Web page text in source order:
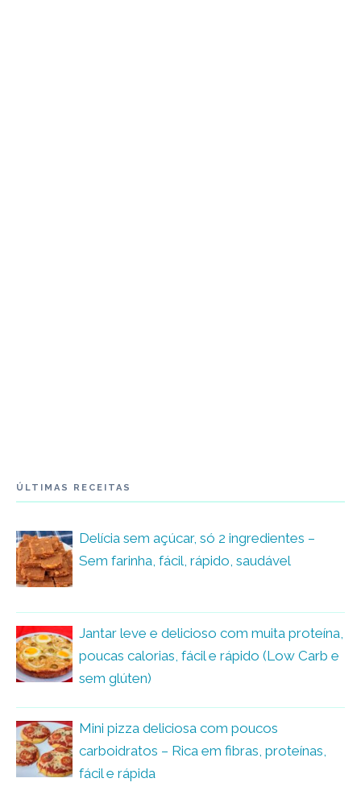
ÚLTIMAS RECEITAS
Delícia sem açúcar, só 2 ingredientes –
Sem farinha, fácil, rápido, saudável
Jantar leve e delicioso com muita proteína,
poucas calorias, fácil e rápido (Low Carb e
sem glúten)
Mini pizza deliciosa com poucos
carboidratos – Rica em fibras, proteínas,
fácil e rápida